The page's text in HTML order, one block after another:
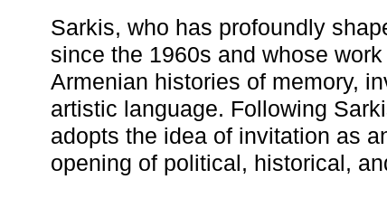
Sarkis, who has profoundly
since the 1960s and whose
Armenian histories of memory,
artistic language. Following
adopts the idea of invitation as
opening of political, historical,